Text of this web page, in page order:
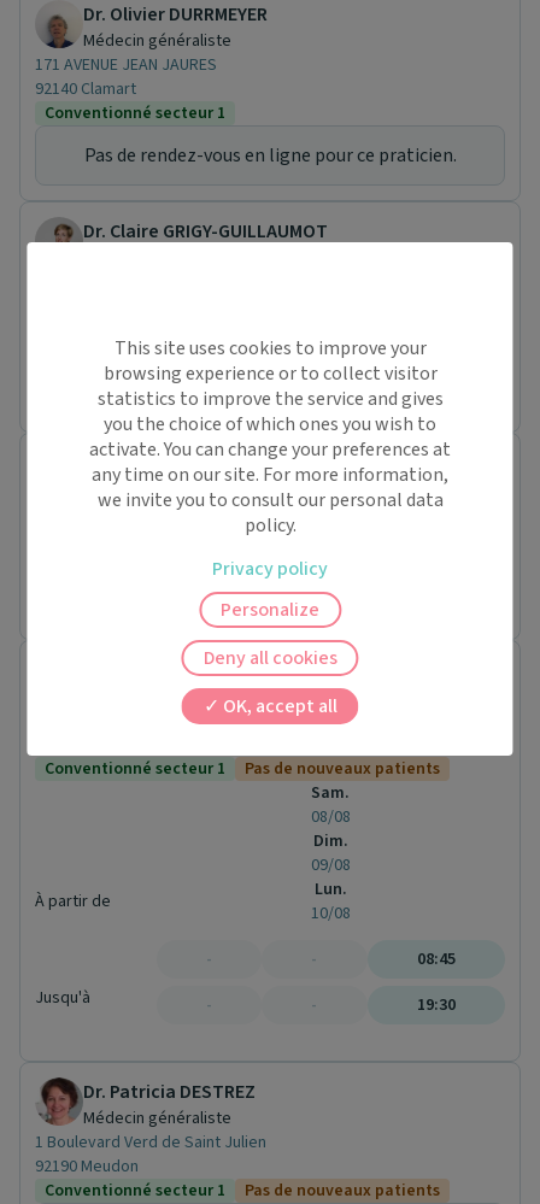
Dr. Olivier DURRMEYER
Médecin généraliste
171 AVENUE JEAN JAURES
92140 Clamart
Conventionné secteur 1
Pas de rendez-vous en ligne pour ce praticien.
Dr. Claire GRIGY-GUILLAUMOT
Prochaine disponibilité le :
jeudi 26 novembre
Cabinet Medical DU DOCTEUR CLAIRE GRIGY
Cabinet médical
2 SENTIER DE FONTENAY
Prochaine disponibilité le :
jeudi 26 novembre
Dr. Robert Etienne CAUSSE
Médecin généraliste
1 Boulevard Verd de Saint Julien
Conventionné secteur 1
Pas de nouveaux patients
À partir de
Jusqu'à
Sam.
08/08
Dim.
09/08
Lun.
10/08
-
-
-
-
08:45
19:30
Dr. Patricia DESTREZ
Médecin généraliste
1 Boulevard Verd de Saint Julien
92190 Meudon
Conventionné secteur 1
Pas de nouveaux patients
This site uses cookies to improve your
browsing experience or to collect visitor
statistics to improve the service and gives
you the choice of which ones you wish to
activate. You can change your preferences at
any time on our site. For more information,
we invite you to consult our personal data
policy.
OK, accept all
Deny all cookies
Personalize
Privacy policy